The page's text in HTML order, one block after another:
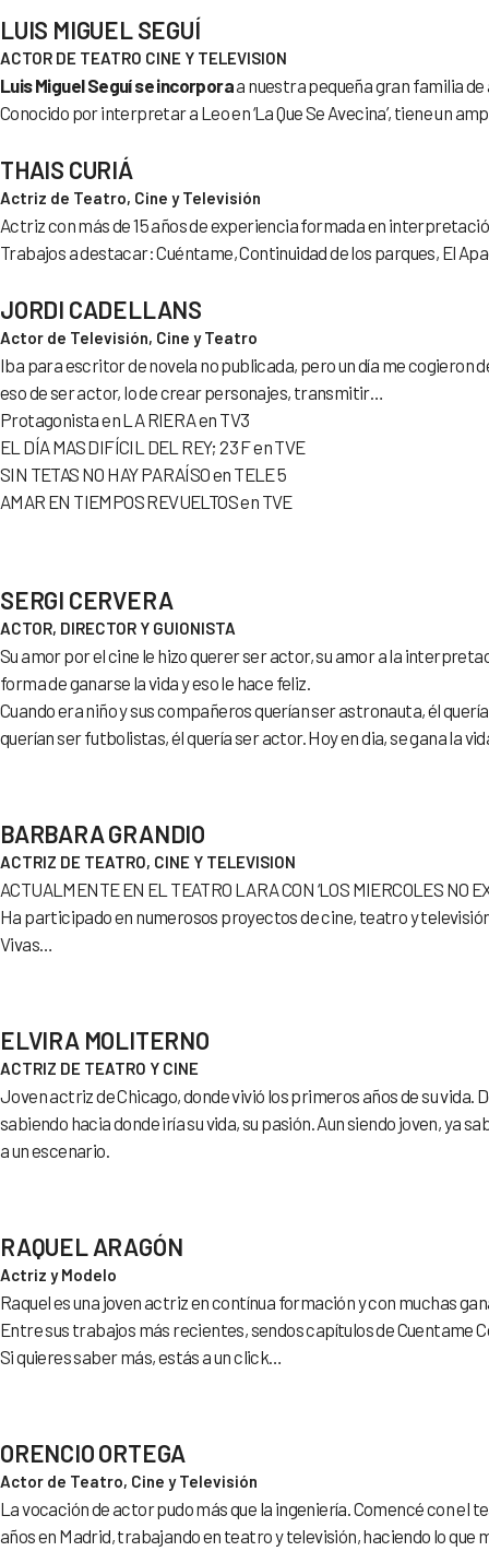
LUIS MIGUEL SEGUÍ
ACTOR DE TEATRO CINE Y TELEVISION
Luis Miguel Seguí se incorporaa nuestra pequeña gran familia
Conocido por interpretar a Leo en ‘La Que Se Avecina’, tiene un
THAIS CURIÁ
Actriz de Teatro, Cine y Televisión
Actriz con más de 15 años de experiencia formada en
Trabajos a destacar: Cuéntame, Continuidad de los parques, El
JORDI CADELLANS
Actor de Televisión, Cine y Teatro
Iba para escritor de novela no publicada, pero un día me cogieron
eso de ser actor, lo de crear personajes, transmitir…
Protagonista en LA RIERA en TV3
EL DÍA MAS DIFÍCIL DEL REY; 23 F en TVE
SIN TETAS NO HAY PARAÍSO en TELE 5
AMAR EN TIEMPOS REVUELTOS en TVE
SERGI CERVERA
ACTOR, DIRECTOR Y GUIONISTA
Su amor por el cine le hizo querer ser actor, su amor a la
forma de ganarse la vida y eso le hace feliz.
Cuando era niño y sus compañeros querían ser astronauta, él
querían ser futbolistas, él quería ser actor. Hoy en dia, se gana la
BARBARA GRANDIO
ACTRIZ DE TEATRO, CINE Y TELEVISION
ACTUALMENTE EN EL TEATRO LARA CON ‘LOS MIERCOLES NO
Ha participado en numerosos proyectos de cine, teatro y
Vivas…
ELVIRA MOLITERNO
ACTRIZ DE TEATRO Y CINE
Joven actriz de Chicago, donde vivió los primeros años de su vida.
sabiendo hacia donde iría su vida, su pasión. Aun siendo joven, ya
a un escenario.
RAQUEL ARAGÓN
Actriz y Modelo
Raquel es una joven actriz en contínua formación y con muchas
Entre sus trabajos más recientes, sendos capítulos de Cuentame
Si quieres saber más, estás a un click…
ORENCIO ORTEGA
Actor de Teatro, Cine y Televisión
La vocación de actor pudo más que la ingeniería. Comencé con el
años en Madrid, trabajando en teatro y televisión, haciendo lo